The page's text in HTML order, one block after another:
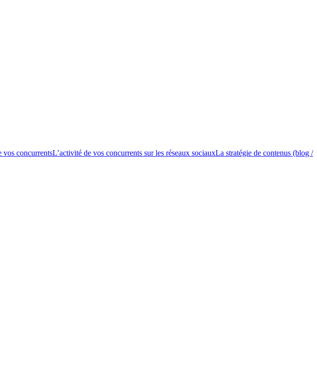
vos concurrentsL’activité de vos concurrents sur les réseaux sociauxLa stratégie de contenus (blog /